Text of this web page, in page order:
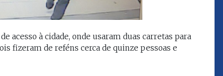
acesso à cidade, onde usaram duas carretas para
fizeram de reféns cerca de quinze pessoas e
Foi presidente
de Justiça do